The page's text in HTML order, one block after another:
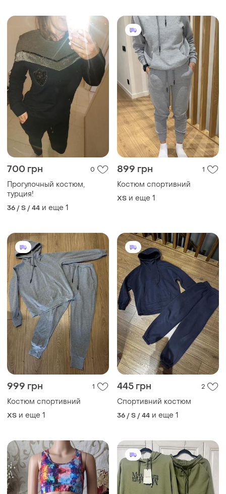
700 грн 0
Прогулочный костюм,
турция!
36 / S / 44 и еще 1
899 грн 1
Костюм спортивний
ХS и еще 1
999 грн 1
Костюм спортивний
ХS и еще 1
445 грн 2
Спортивний костюм
36 / S / 44 и еще 1